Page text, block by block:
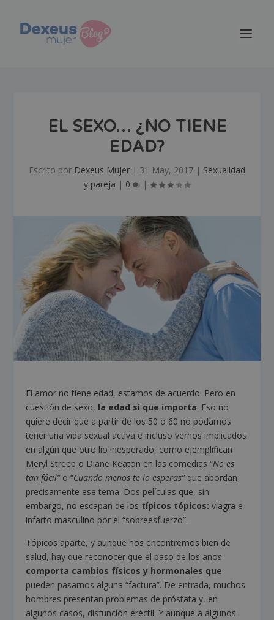
EL SEXO… ¿NO TIENE
EDAD?
Escrito por Dexeus Mujer | 31 May, 2017 | Sexualidad
y pareja | 0 |
El amor no tiene edad, estamos de acuerdo. Pero en
cuestión de sexo, la edad sí que importa. Eso no
quiere decir que a partir de los 50 o 60 no podamos
tener una vida sexual activa e incluso vernos implicados
en algún que otro lío inesperado, como ejemplifican
Meryl Streep o Diane Keaton en las comedias “No es
tan fácil” o “Cuando menos te lo esperas” que abordan
precisamente ese tema. Dos películas que, sin
embargo, no escapan de los típicos tópicos: viagra e
infarto masculino por el “sobreesfuerzo”.
Tópicos aparte, y aunque nos encontremos bien de
salud, hay que reconocer que el paso de los años
comporta cambios físicos y hormonales que
pueden pasarnos alguna “factura”. De entrada, muchos
hombres presentan problemas de próstata y, en
algunos casos, disfunción eréctil. Y aunque a algunos